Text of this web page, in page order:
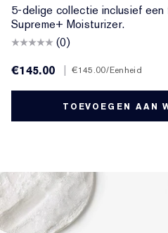
5-delige collectie inclusief
Supreme+ Moisturizer.
(0)
€145.00
€145.00/Eenheid
TOEVOEGEN AAN